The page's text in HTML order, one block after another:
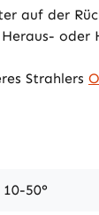
auf der
oder
Strahlers
10-50°